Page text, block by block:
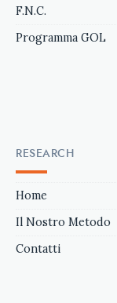
F.N.C.
Programma GOL
RESEARCH
Home
Il Nostro Metodo
Contatti